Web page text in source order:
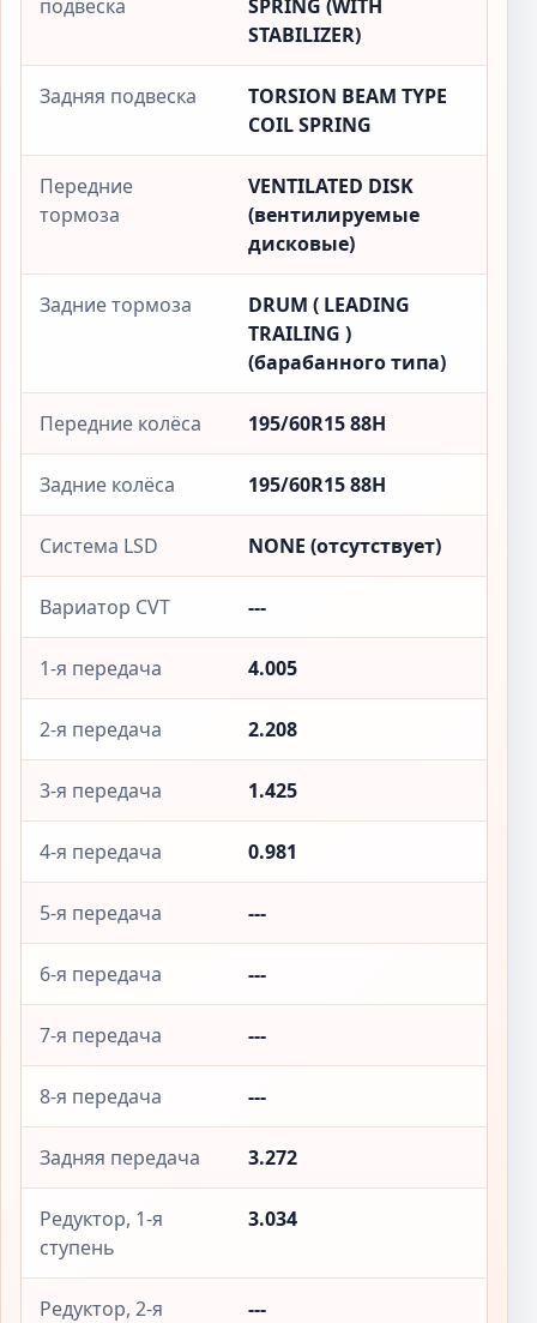
подвеска
SPRING (WITH
STABILIZER)
Задняя подвеска
TORSION BEAM TYPE
COIL SPRING
Передние
тормоза
VENTILATED DISK
(вентилируемые
дисковые)
Задние тормоза
DRUM ( LEADING
TRAILING )
(барабанного типа)
Передние колёса 195/60R15 88H
Задние колёса 195/60R15 88H
Система LSD NONE (отсутствует)
Вариатор CVT ---
1-я передача 4.005
2-я передача 2.208
3-я передача 1.425
4-я передача 0.981
5-я передача ---
6-я передача ---
7-я передача ---
8-я передача ---
Задняя передача 3.272
Редуктор, 1-я
ступень
3.034
Редуктор, 2-я
---